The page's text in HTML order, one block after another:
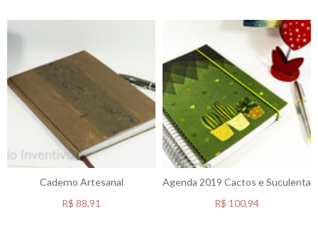
Caderno Artesanal
R$ 88,91
Agenda 2019 Cactos e Suculenta
R$ 100,94